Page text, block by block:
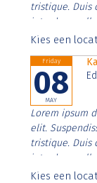
tristique. Duis
interdum
Aenean
Kies een
Friday
08
MAY
Lorem ipsum
elit.
tristique. Duis
interdum
Aenean
Kies een